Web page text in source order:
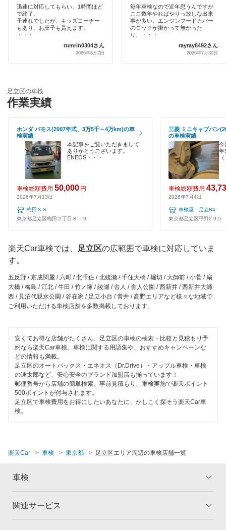
渋谷区
世田谷区
中央区
千代田区
豊島区
中野区
文京区
港区
目黒区
クレジットカードOK
土日祝OK
輸入車OK
ハイブリッド車OK
EV車OK
120分以内の車検
1日車検
夜間受付
整備保証
コンピューター診断
閉じる
車検館
出光リテール車検
コスモの車検
ユアサ車検
アーリー車検
車検のコバック
ミタニ車検
GTNET×カフェ車検
キグナス車検
ホリデー車検
マッハ車検
オートビークル車検
出光興産「らくらく安心車検」
アクセル車検
トヨタディーラー
ベアーズ車検
エネフリ車検
迅速に対応してもらい、1時間ほど
で終了。
子連れでしたが、キッズコーナー
もあり、お菓子も貰えます。
・・・
rumrin0304さん
2026年8月2日
毎年車検なので近年思うんですが
ここ数年やればやりっ放しな出来
事が多い。エンジンフードカバー
のロックが掛かって無かった
り、・・・
rayray8492さん
2026年7月30日
足立区の車検
作業実績
ホンダ バモス(2007年式、3万5千～4万km)の車
検実績
本記事をご覧いただきまして
ありがとうございます。
ENEOS・・・
車検総額費用 50,000 円
2026年7月13日
梅田ＳＳ
東京都足立区梅田２丁目８－９
三菱 ミニキャブバン
の車検実績
今
年
（
車検総額費用
2026年7月4日
車検屋 足立R4
東京都足立区平野2-9-5
楽天Car車検では、 足立区の広範囲で車検に対応していま
す。
五反野 / 京成関屋 / 六町 / 北千住 / 北綾瀬 / 千住大橋 / 堀切 / 大師前 / 小菅 / 扇
大橋 / 梅島 / 江北 / 牛田 / 竹ノ塚 / 綾瀬 / 舎人 / 舎人公園 / 西新井 / 西新井大師
西 / 見沼代親水公園 / 谷在家 / 足立小台 / 青井 / 高野エリアなど様々な地域で
ご利用いただける車検店舗を多数掲載しております。
安くてお得な店舗がたくさん。足立区の車検の検索・比較と見積もり予
約なら楽天Car車検。車検に関する用語集や、おすすめキャンペーンな
どの情報も満載。
足立区のオートバックス・エネオス（Dr.Drive）・アップル車検・車検
の速太郎など、安心安全のブランド加盟店も揃っています！
郵便番号から店舗の簡単検索、事前見積もり、車検実施で楽天ポイント
500ポイントが付与されます。
足立区で車検費用をお得にしたいあなたに、かしこく探そう楽天Car車
検。
楽天Car 車検 東京都 足立区エリア周辺の車検店舗一覧
車検
トップ
関連サービス